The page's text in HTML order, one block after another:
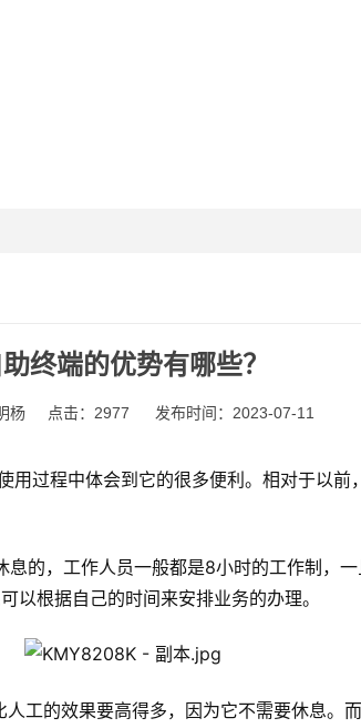
助终端的优势有哪些？
杨 点击：2977 发布时间：2023-07-11
用过程中体会到它的很多便利。相对于以前
息的，工作人员一般都是8小时的工作制，
以根据自己的时间来安排业务的办理。
工的效果要高得多，因为它不需要休息。